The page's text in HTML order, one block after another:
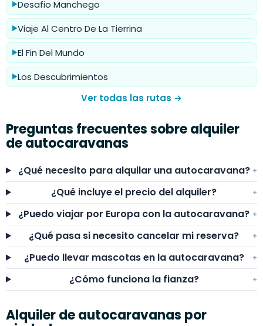
▶Desafio Manchego
▶Viaje Al Centro De La Tierrina
▶El Fin Del Mundo
▶Los Descubrimientos
Ver todas las rutas →
Preguntas frecuentes sobre alquiler
de autocaravanas
¿Qué necesito para alquilar una autocaravana? +
¿Qué incluye el precio del alquiler? +
¿Puedo viajar por Europa con la autocaravana? +
¿Qué pasa si necesito cancelar mi reserva? +
¿Puedo llevar mascotas en la autocaravana? +
¿Cómo funciona la fianza? +
Alquiler de autocaravanas por